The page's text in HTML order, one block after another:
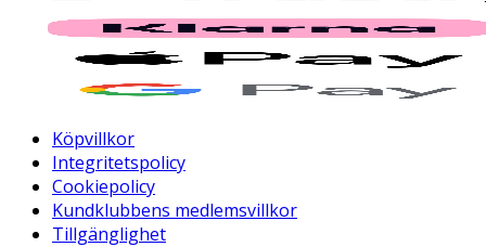
Köpvillkor
Integritetspolicy
Cookiepolicy
Kundklubbens medlemsvillkor
Tillgänglighet